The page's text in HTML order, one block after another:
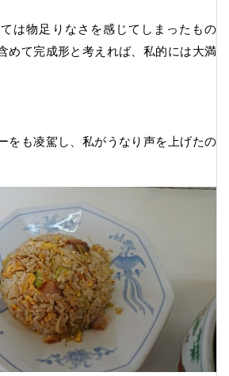
は物足りなさを感じてしまったもの
めて完成形と考えれば、私的には大満
をも凌駕し、私がうなり声を上げたの